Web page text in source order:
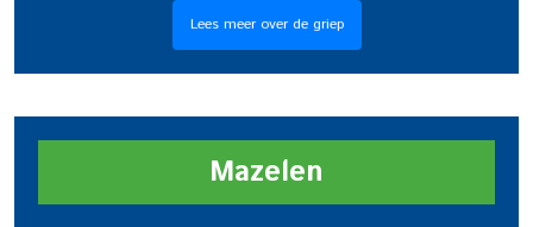
Lees meer over de griep
Mazelen